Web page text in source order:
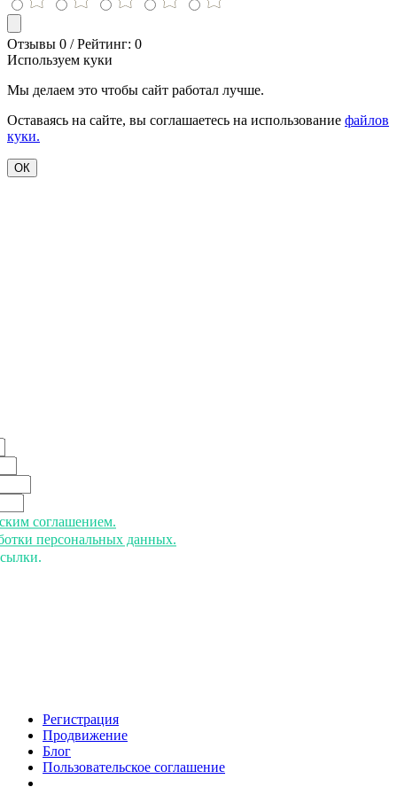
Отзывы 0 / Рейтинг: 0
Используем куки
Мы делаем это чтобы сайт работал лучше.
Оставаясь на сайте, вы соглашаетесь на использование файлов
куки.
ОК
соглашением.
персональных данных.
Регистрация
Продвижение
Блог
Пользовательское соглашение